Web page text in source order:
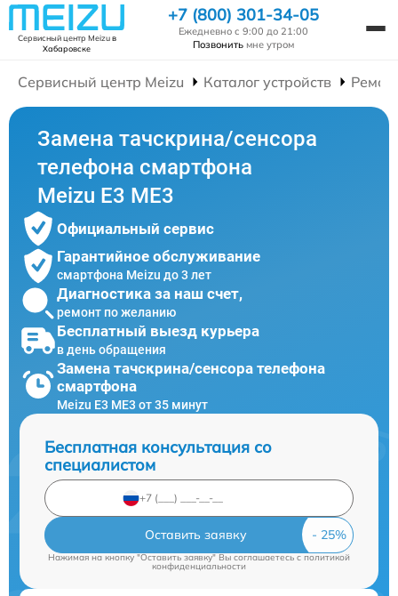
Сервисный центр Meizuв
Хабаровске
+7 (800) 301-34-05
Ежедневно с 9:00 до 21:00
Позвонить мне утром
Сервисный центр Meizu Каталог устройств
Замена тачскрина/сенсора
телефона смартфона
Meizu E3 ME3
Официальный сервис
Гарантийное обслуживание
смартфона Meizu до 3 лет
Диагностика за наш счет,
ремонт по желанию
Бесплатный выезд курьера
в день обращения
Замена тачскрина/сенсора телефона
смартфона
Meizu E3 ME3 от 35 минут
Бесплатная консультация со
специалистом
Оставить заявку
Нажимая на кнопку "Оставить заявку" Вы соглашаетесь cполитикой
конфиденциальности